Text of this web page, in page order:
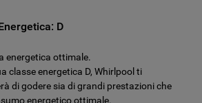
D
energetica ottimale.
classe energetica D, Whirlpool ti
di godere sia di grandi prestazioni che
energetico ottimale.